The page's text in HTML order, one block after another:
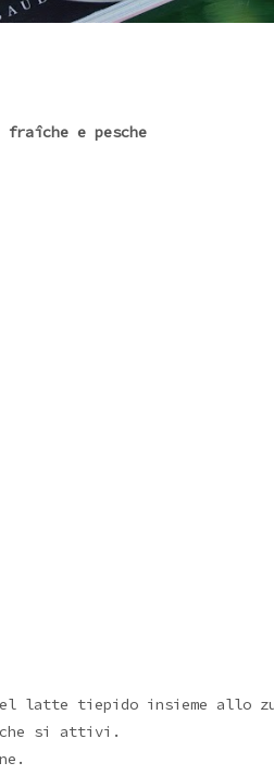
fraîche e pesche
tiepido insieme allo
si attivi.